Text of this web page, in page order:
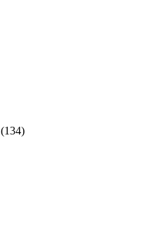
(134)